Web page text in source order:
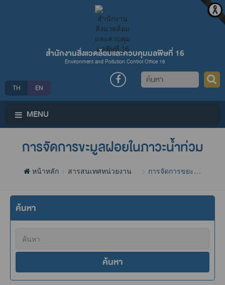
สำนักงานสิ่งแวดล้อมและควบคุมมลพิษที่ 16
Environment and Pollution Control Office 16
TH EN
ค้นหา
MENU
การจัดการขะมูลฝอยในภาวะน้ำท่วม
หน้าหลัก สารสนเทศหน่วยงาน
การจัดการขยะ
ค้นหา
ค้นหา